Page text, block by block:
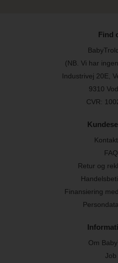
Find
(NB. Vi har
Industrivej 20E,
9310
CVR:
FAQ
Retur og
Finansiering
Om
Job